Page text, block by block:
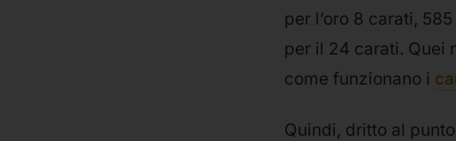
per l’oro 8 carati,
per il 24 carati. Quei
come funzionano i
Quindi, dritto al